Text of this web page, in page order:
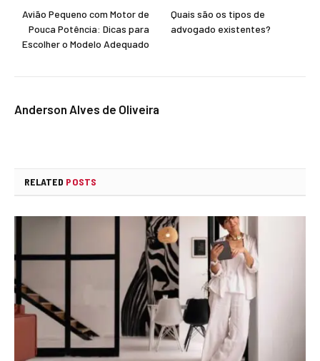
Avião Pequeno com Motor de
Pouca Potência: Dicas para
Escolher o Modelo Adequado
Quais são os tipos de
advogado existentes?
Anderson Alves de Oliveira
RELATED POSTS